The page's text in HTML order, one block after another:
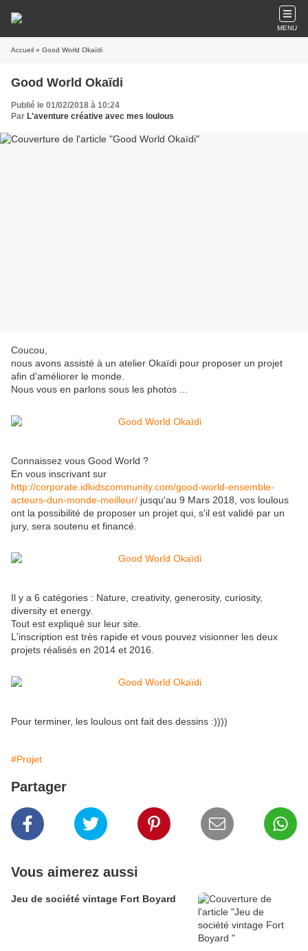
MENU
Accueil » Good World Okaïdi
Good World Okaïdi
Publié le 01/02/2018 à 10:24
Par L'aventure créative avec mes loulous
Coucou,
nous avons assisté à un atelier Okaïdi pour proposer un projet
afin d'améliorer le monde.
Nous vous en parlons sous les photos ...
Connaissez vous Good World ?
En vous inscrivant sur
http://corporate.idkidscommunity.com/good-world-ensemble-
acteurs-dun-monde-meilleur/ jusqu'au 9 Mars 2018, vos loulous
ont la possibilité de proposer un projet qui, s'il est validé par un
jury, sera soutenu et financé.
Il y a 6 catégories : Nature, creativity, generosity, curiosity,
diversity et energy.
Tout est expliqué sur leur site.
L'inscription est très rapide et vous pouvez visionner les deux
projets réalisés en 2014 et 2016.
Pour terminer, les loulous ont fait des dessins :))))
#Projet
Partager
Vous aimerez aussi
Jeu de société vintage Fort Boyard